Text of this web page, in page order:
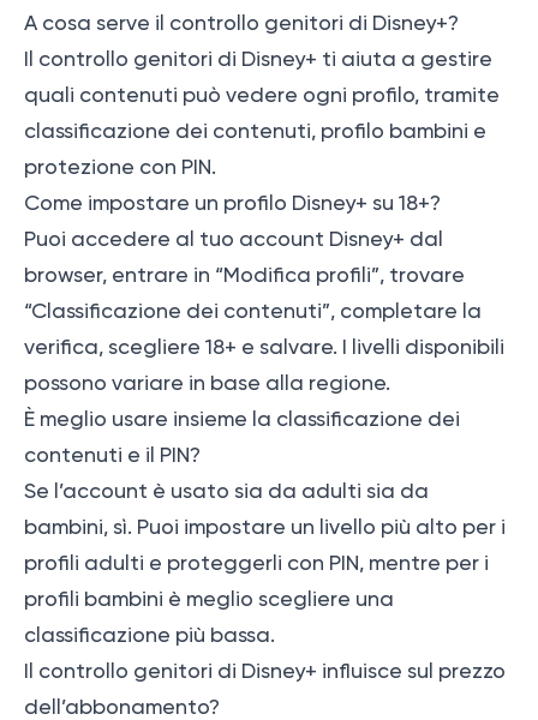
A cosa serve il controllo genitori di Disney+?
Il controllo genitori di Disney+ ti aiuta a gestire
quali contenuti può vedere ogni profilo, tramite
classificazione dei contenuti, profilo bambini e
protezione con PIN.
Come impostare un profilo Disney+ su 18+?
Puoi accedere al tuo account Disney+ dal
browser, entrare in “Modifica profili”, trovare
“Classificazione dei contenuti”, completare la
verifica, scegliere 18+ e salvare. I livelli disponibili
possono variare in base alla regione.
È meglio usare insieme la classificazione dei
contenuti e il PIN?
Se l’account è usato sia da adulti sia da
bambini, sì. Puoi impostare un livello più alto per i
profili adulti e proteggerli con PIN, mentre per i
profili bambini è meglio scegliere una
classificazione più bassa.
Il controllo genitori di Disney+ influisce sul prezzo
dell’abbonamento?